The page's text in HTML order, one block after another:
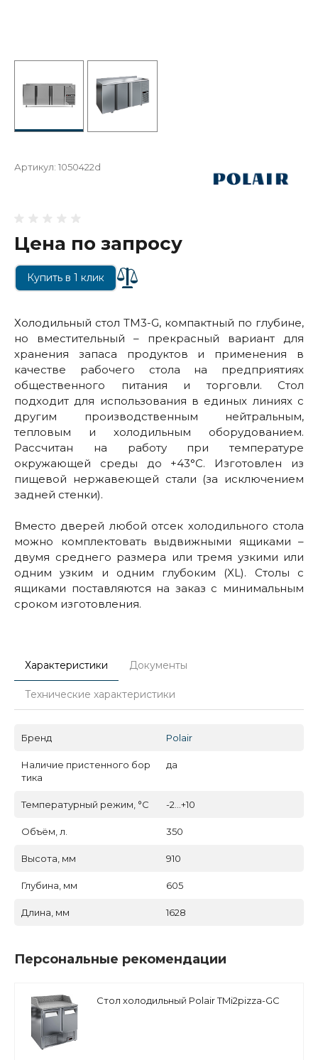
Артикул: 1050422d
Цена по запросу
Купить в 1 клик
Холодильный стол TM3-G, компактный по глубине,
но вместительный – прекрасный вариант для
хранения запаса продуктов и применения в
качестве рабочего стола на предприятиях
общественного питания и торговли. Стол
подходит для использования в единых линиях с
другим производственным нейтральным,
тепловым и холодильным оборудованием.
Рассчитан на работу при температуре
окружающей среды до +43°С. Изготовлен из
пищевой нержавеющей стали (за исключением
задней стенки).
Вместо дверей любой отсек холодильного стола
можно комплектовать выдвижными ящиками –
двумя среднего размера или тремя узкими или
одним узким и одним глубоким (XL). Столы с
ящиками поставляются на заказ с минимальным
сроком изготовления.
Характеристики Документы
Технические характеристики
Бренд Polair
Наличие пристенного бор
тика
да
Температурный режим, °C -2...+10
Объём, л. 350
Высота, мм 910
Глубина, мм 605
Длина, мм 1628
Персональные рекомендации
Стол холодильный Polair TMi2pizza-GC